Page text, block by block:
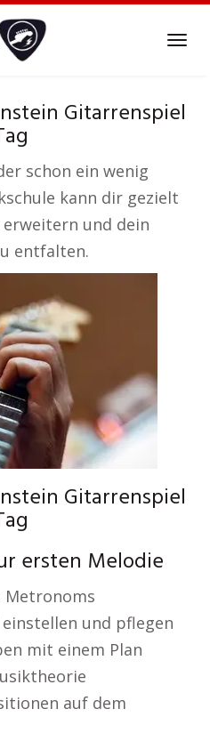
Gitarrenspiel
schon ein wenig
kann dir gezielt
erweitern und dein
entfalten.
Gitarrenspiel
ersten Melodie
Metronoms
und pflegen
mit einem Plan
auf dem